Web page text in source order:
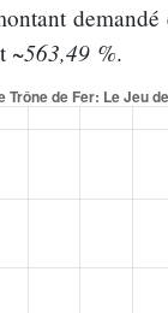
demandé
~563,49 %.